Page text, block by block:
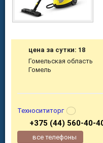
цена за сутки: 18
Гомельская область
Гомель
Техносититорг
+375 (44) 560-40-
все телефоны